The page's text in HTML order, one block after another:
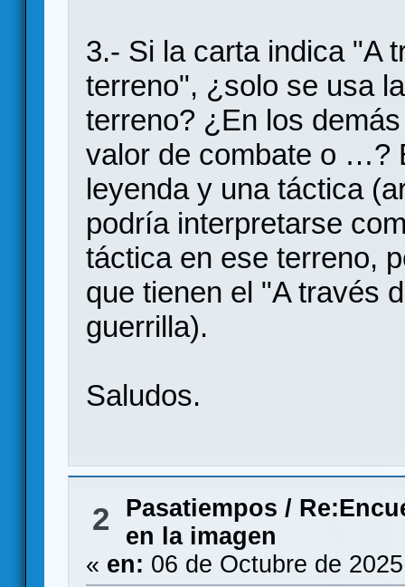
3.- Si la carta indica "A
terreno", ¿solo se usa
terreno? ¿En los
valor de combate o …?
leyenda y una táctica
podría interpretarse
táctica en ese terreno,
que tienen el "A través
guerrilla).
Saludos.
2 Pasatiempos /
en la imagen
« en: 06 de Octubre de